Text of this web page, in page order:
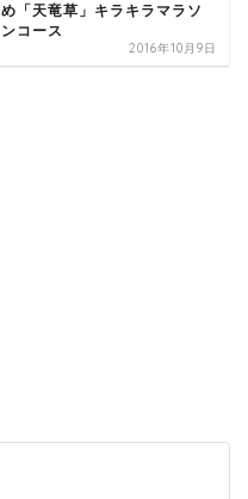
め「天竜草」キラキラマラソ
ンコース
2016年10月9日